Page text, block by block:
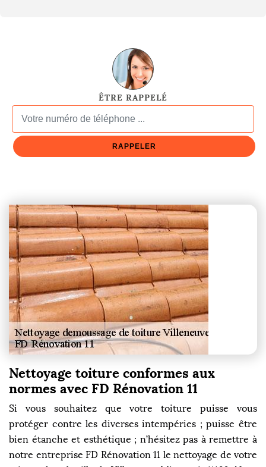
ÊTRE RAPPELÉ
Nettoyage toiture conformes aux
normes avec FD Rénovation 11
Si vous souhaitez que votre toiture puisse vous
protéger contre les diverses intempéries ; puisse être
bien étanche et esthétique ; n’hésitez pas à remettre à
notre entreprise FD Rénovation 11 le nettoyage de votre